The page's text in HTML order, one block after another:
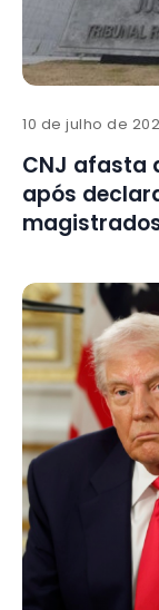
10 de julho de
CNJ afasta
após